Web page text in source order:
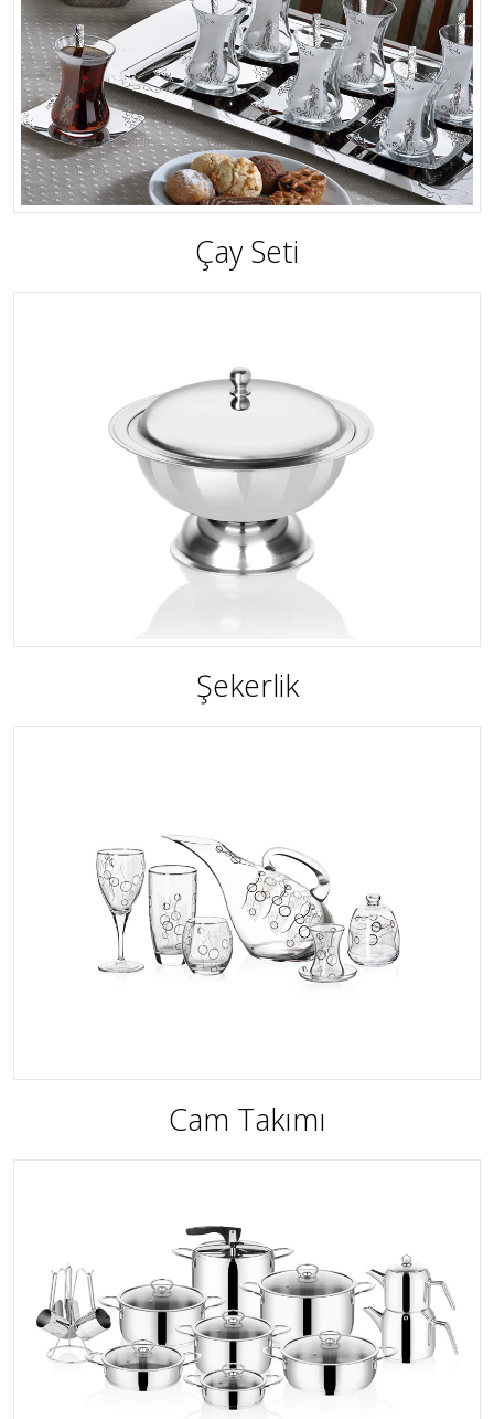
Çay Seti
Şekerlik
Cam Takımı